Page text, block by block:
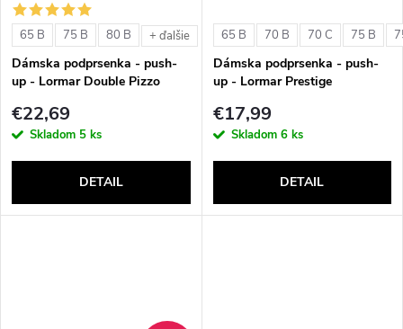
65 B 75 B 80 B + ďalšie
Dámska podprsenka - push-
up - Lormar Double Pizzo
€22,69
Skladom 5 ks
DETAIL
65 B 70 B 70 C 75 B
Dámska podprsenka - push-
up - Lormar Prestige
€17,99
Skladom 6 ks
DETAIL